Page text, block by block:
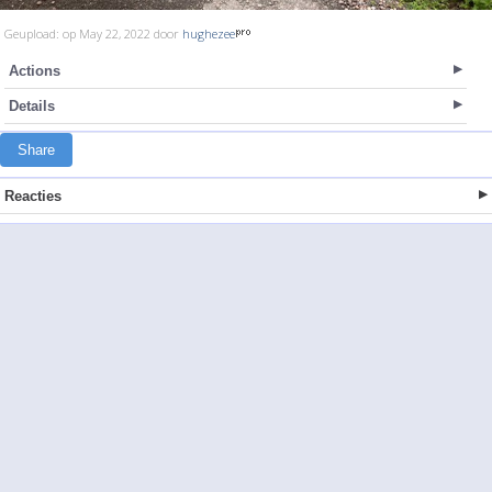
Geupload: op May 22, 2022 door hughezee
Actions
Details
Share
Reacties